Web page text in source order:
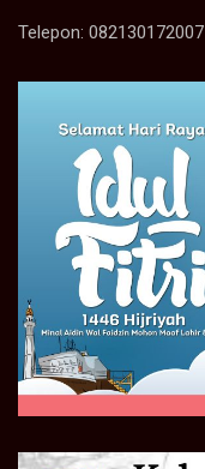
Telepon: 082130172007